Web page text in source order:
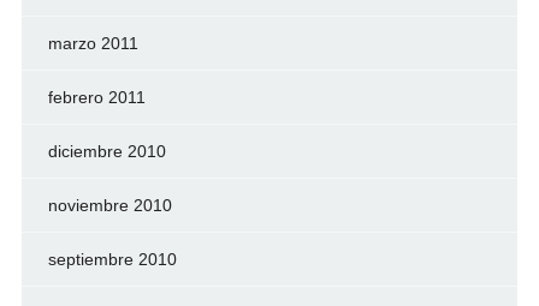
marzo 2011
febrero 2011
diciembre 2010
noviembre 2010
septiembre 2010